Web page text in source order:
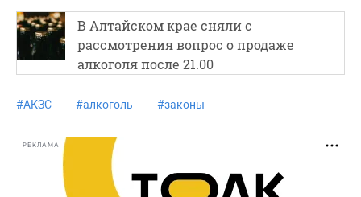
В Алтайском крае сняли с
рассмотрения вопрос о продаже
алкоголя после 21.00
#АКЗС #алкоголь #законы
РЕКЛАМА